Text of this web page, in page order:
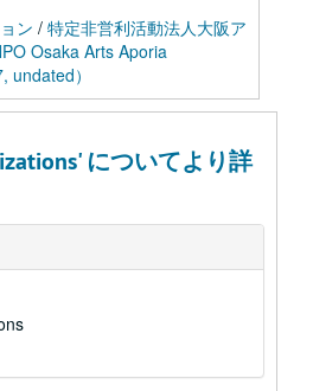
ン / 特定非営利活動法人大阪ア
Osaka Arts Aporia
undated）
についてより詳